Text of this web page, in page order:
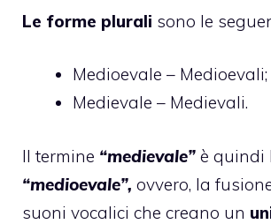
Le forme plurali sono le
Medioevale – Medioevali;
Medievale – Medievali.
Il termine “medievale” è quindi
“medioevale”, ovvero, la
suoni vocalici che creano un